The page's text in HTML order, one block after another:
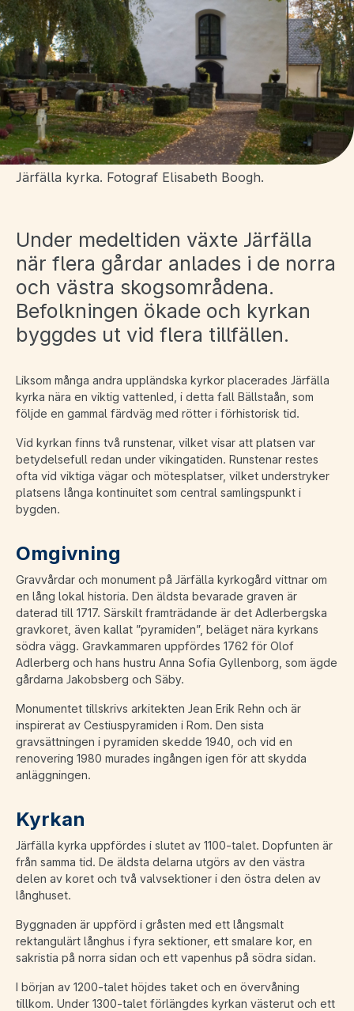
Järfälla kyrka. Fotograf Elisabeth Boogh.
Under medeltiden växte Järfälla
när flera gårdar anlades i de norra
och västra skogsområdena.
Befolkningen ökade och kyrkan
byggdes ut vid flera tillfällen.
Liksom många andra uppländska kyrkor placerades Järfälla
kyrka nära en viktig vattenled, i detta fall Bällstaån, som
följde en gammal färdväg med rötter i förhistorisk tid.
Vid kyrkan finns två runstenar, vilket visar att platsen var
betydelsefull redan under vikingatiden. Runstenar restes
ofta vid viktiga vägar och mötesplatser, vilket understryker
platsens långa kontinuitet som central samlingspunkt i
bygden.
Omgivning
Gravvårdar och monument på Järfälla kyrkogård vittnar om
en lång lokal historia. Den äldsta bevarade graven är
daterad till 1717. Särskilt framträdande är det Adlerbergska
gravkoret, även kallat ”pyramiden”, beläget nära kyrkans
södra vägg. Gravkammaren uppfördes 1762 för Olof
Adlerberg och hans hustru Anna Sofia Gyllenborg, som ägde
gårdarna Jakobsberg och Säby.
Monumentet tillskrivs arkitekten Jean Erik Rehn och är
inspirerat av Cestiuspyramiden i Rom. Den sista
gravsättningen i pyramiden skedde 1940, och vid en
renovering 1980 murades ingången igen för att skydda
anläggningen.
Kyrkan
Järfälla kyrka uppfördes i slutet av 1100-talet. Dopfunten är
från samma tid. De äldsta delarna utgörs av den västra
delen av koret och två valvsektioner i den östra delen av
långhuset.
Byggnaden är uppförd i gråsten med ett långsmalt
rektangulärt långhus i fyra sektioner, ett smalare kor, en
sakristia på norra sidan och ett vapenhus på södra sidan.
I början av 1200-talet höjdes taket och en övervåning
tillkom. Under 1300-talet förlängdes kyrkan västerut och ett